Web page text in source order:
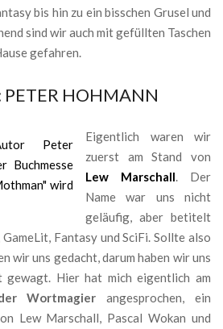
bis hin zu ein bisschen Grusel und
sind wir auch mit gefüllten Taschen
gefahren.
HOHMANN
Eigentlich waren wir
zuerst am Stand von
Lew Marschall . Der
Name war uns nicht
geläufig, aber betitelt
Fantasy und SciFi. Sollte also
wir uns gedacht, darum haben wir uns
gewagt. Hier hat mich eigentlich am
Wortmagier angesprochen, ein
Lew Marschall, Pascal Wokan und